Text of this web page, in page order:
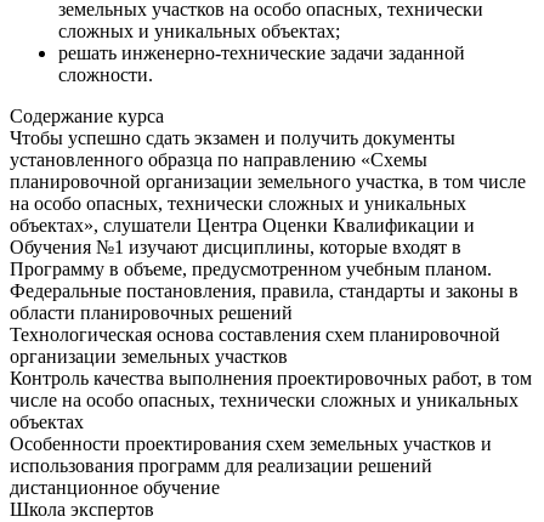
земельных участков на особо опасных, технически
сложных и уникальных объектах;
решать инженерно-технические задачи заданной
сложности.
Содержание курса
Чтобы успешно сдать экзамен и получить документы
установленного образца по направлению «Схемы
планировочной организации земельного участка, в том числе
на особо опасных, технически сложных и уникальных
объектах», слушатели Центра Оценки Квалификации и
Обучения №1 изучают дисциплины, которые входят в
Программу в объеме, предусмотренном учебным планом.
Федеральные постановления, правила, стандарты и законы в
области планировочных решений
Технологическая основа составления схем планировочной
организации земельных участков
Контроль качества выполнения проектировочных работ, в том
числе на особо опасных, технически сложных и уникальных
объектах
Особенности проектирования схем земельных участков и
использования программ для реализации решений
дистанционное обучение
Школа экспертов